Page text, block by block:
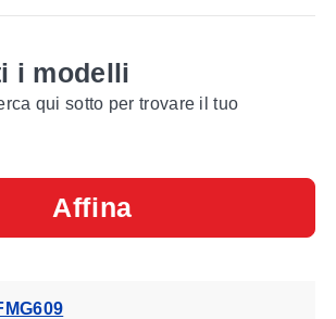
i modelli
qui sotto per trovare il tuo
Affina